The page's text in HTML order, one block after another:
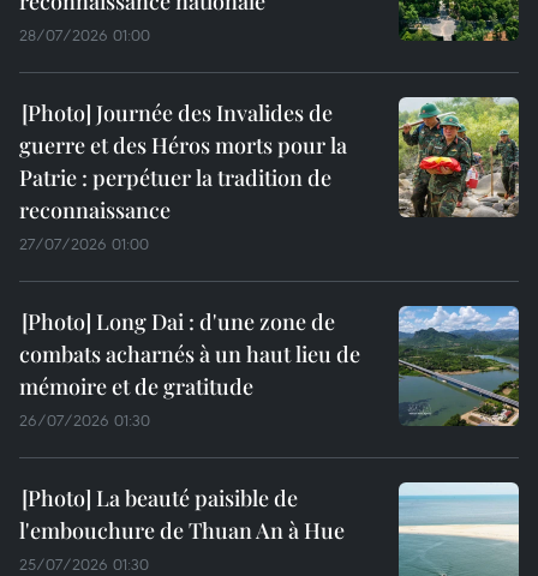
28/07/2026 01:00
Journée des Invalides de
guerre et des Héros morts pour la
Patrie : perpétuer la tradition de
reconnaissance
27/07/2026 01:00
Long Dai : d'une zone de
combats acharnés à un haut lieu de
mémoire et de gratitude
26/07/2026 01:30
La beauté paisible de
l'embouchure de Thuan An à Hue
25/07/2026 01:30